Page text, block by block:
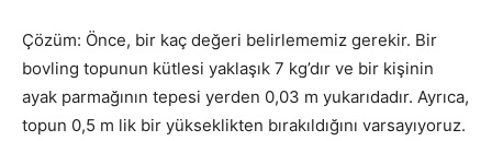
Çözüm: Önce, bir kaç değeri belirlememiz gerekir. Bir
bovling topunun kütlesi yaklaşık 7 kg’dır ve bir kişinin
ayak parmağının tepesi yerden 0,03 m yukarıdadır. Ayrıca,
topun 0,5 m lik bir yükseklikten bırakıldığını varsayıyoruz.